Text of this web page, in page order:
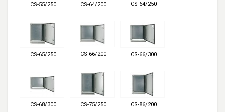
CS-55/250 CS-64/200 CS-64/250
CS-65/250 CS-66/200 CS-66/300
CS-68/300 CS-75/250 CS-86/200